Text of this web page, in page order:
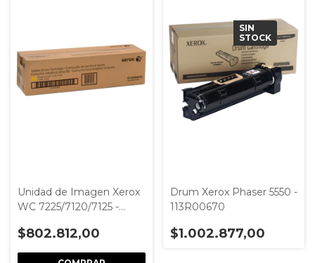
Unidad de Imagen Xerox
WC 7225/7120/7125 -
013R00658)
$802.812,00
SIN
STOCK
Drum Xerox Phaser 5550 -
113R00670
$1.002.877,00